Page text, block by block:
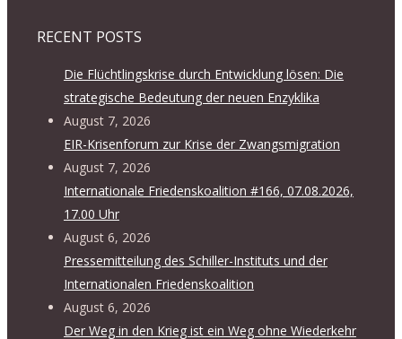
RECENT POSTS
Die Flüchtlingskrise durch Entwicklung lösen: Die
strategische Bedeutung der neuen Enzyklika
August 7, 2026
EIR-Krisenforum zur Krise der Zwangsmigration
August 7, 2026
Internationale Friedenskoalition #166, 07.08.2026,
17.00 Uhr
August 6, 2026
Pressemitteilung des Schiller-Instituts und der
Internationalen Friedenskoalition
August 6, 2026
Der Weg in den Krieg ist ein Weg ohne Wiederkehr